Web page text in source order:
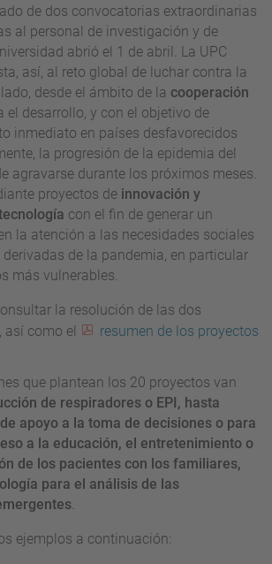
de dos convocatorias extraordinarias
al personal de investigación y de
abrió el 1 de abril. La UPC
así, al reto global de luchar contra la
desde el ámbito de la cooperación
el desarrollo, y con el objetivo de
inmediato en países desfavorecidos
la progresión de la epidemia del
agravarse durante los próximos meses.
proyectos de innovación y
con el fin de generar un
la atención a las necesidades sociales
de la pandemia, en particular
más vulnerables.
la resolución de las dos
así como el
resumen de los proyectos
que plantean los 20 proyectos van
de respiradores o EPI, hasta
apoyo a la toma de decisiones o para
a la educación, el entretenimiento o
de los pacientes con los familiares,
para el análisis de las
ejemplos a continuación: